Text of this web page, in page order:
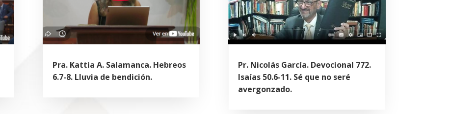
Pra. Kattia A. Salamanca. Hebreos
6.7-8. Lluvia de bendición.
Pr. Nicolás García. Devocional 772.
Isaías 50.6-11. Sé que no seré
avergonzado.